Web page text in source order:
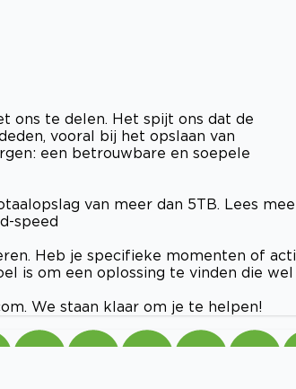
ons te delen. Het spijt ons dat de
vooral bij het opslaan van
een betrouwbare en soepele
van meer dan 5TB. Lees
speed
Heb je specifieke momenten of
is om een oplossing te vinden die wel
. We staan klaar om je te helpen!